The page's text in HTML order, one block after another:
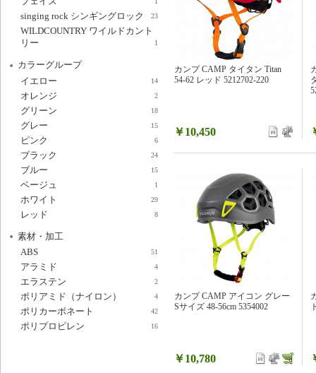
カンプ CAMP タイタン Titan
54-62 レッド 5212702-220
￥10,450
カンプ CAMP アイコン グレー
Sサイズ 48-56cm 5354002
￥10,780
singing rock シンギングロック 23
WILDCOUNTRY ワイルドカント
リー
1
カラーグループ
イエロー
14
オレンジ 2
グリーン 18
グレー 15
ピンク 6
ブラック 24
ブルー 15
ベージュ 1
ホワイト 29
レッド 8
素材・加工
ABS
51
アラミド 4
エラステン 2
ポリアミド（ナイロン） 4
ポリカーボネート 42
ポリプロピレン 16